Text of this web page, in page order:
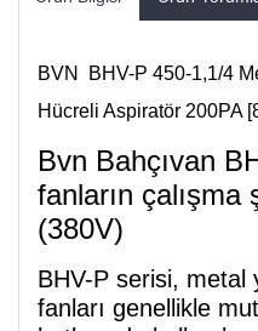
BVN BHV-P 450-1,1/4
Hücreli Aspiratör 200PA
Bvn Bahçıvan
fanların çalışma
(380V)
BHV-P serisi, metal
fanları genellikle